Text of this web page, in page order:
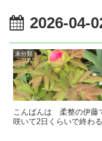
2026-04-
未分類
こんばんは 柔整の伊藤
咲いて2日くらいで終わ